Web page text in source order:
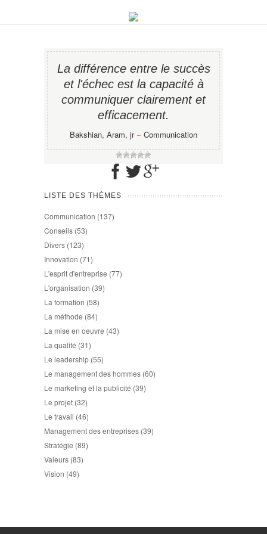
La différence entre le succès
et l'échec est la capacité à
communiquer clairement et
efficacement.
Bakshian, Aram, jr− Communication
LISTE DES THÈMES
Communication (137)
Conseils (53)
Divers (123)
Innovation (71)
L'esprit d'entreprise (77)
L'organisation (39)
La formation (58)
La méthode (84)
La mise en oeuvre (43)
La qualité (31)
Le leadership (55)
Le management des hommes (60)
Le marketing et la publicité (39)
Le projet (32)
Le travail (46)
Management des entreprises (39)
Stratégie (89)
Valeurs (83)
Vision (49)